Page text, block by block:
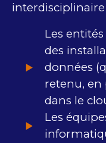
Les
des
données
retenu, en
dans le
Les